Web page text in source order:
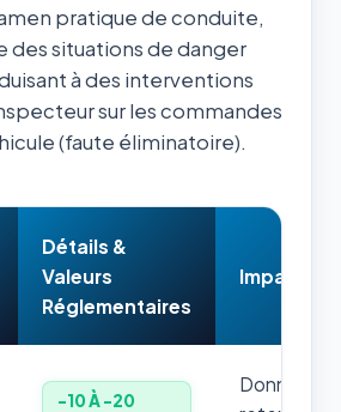
pratique de conduite,
des situations de danger
à des interventions
sur les commandes
(faute éliminatoire).
Détails &
Valeurs
Réglementaires
Impact &
-10 À -20
Donnée